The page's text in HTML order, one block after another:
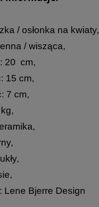
/ osłonka na kwiaty,
/ wisząca,
20 cm,
15 cm,
7 cm,
Lene Bjerre Design